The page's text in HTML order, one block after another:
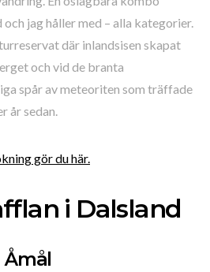
jag håller med – alla kategorier.
där inlandsisen skapat
och vid de branta
spår av meteoriten som träffade
år sedan.
gör du här.
i Dalsland